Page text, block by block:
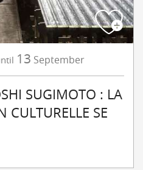
13 September
SUGIMOTO : LA
CULTURELLE SE